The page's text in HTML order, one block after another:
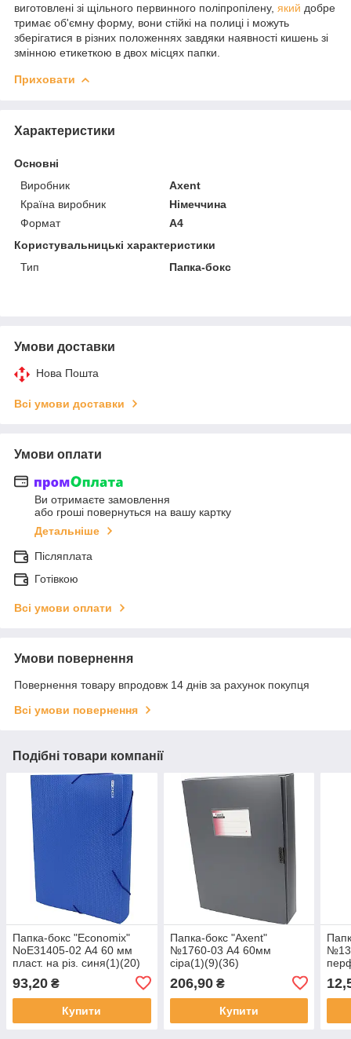
виготовлені зі щільного первинного поліпропілену, який добре
тримає об'ємну форму, вони стійкі на полиці і можуть
зберігатися в різних положеннях завдяки наявності кишень зі
змінною етикеткою в двох місцях папки.
Приховати
Характеристики
Основні
Виробник
Axent
Країна виробник
Німеччина
Формат
A4
Користувальницькі характеристики
Тип
Папка-бокс
Умови доставки
Нова Пошта
Всі умови доставки
Умови оплати
Ви отримаєте замовлення
або гроші повернуться на вашу картку
Детальніше
Післяплата
Готівкою
Всі умови оплати
Умови повернення
Повернення товару впродовж 14 днів за рахунок покупця
Всі умови повернення
Подібні товари компанії
Папка-бокс "Economix"
NoE31405-02 А4 60 мм
пласт. на різ. синя(1)(20)
93,20 ₴
Купити
Папка-бокс "Axent"
№1760-03 А4 60мм
сіра(1)(9)(36)
206,90₴
Купити